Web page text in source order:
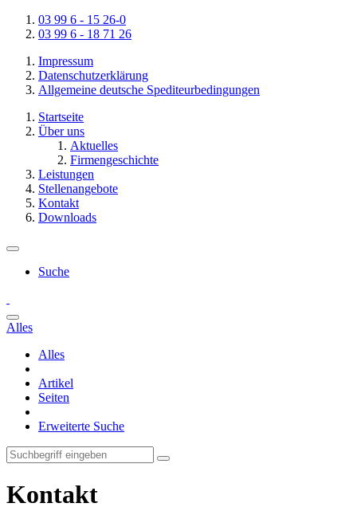
03 99 6 - 15 26-0
03 99 6 - 18 71 26
Impressum
Datenschutzerklärung
Allgemeine deutsche Spediteurbedingungen
Startseite
Über uns
Aktuelles
Firmengeschichte
Leistungen
Stellenangebote
Kontakt
Downloads
Suche
Alles
Alles
Artikel
Seiten
Erweiterte Suche
Kontakt